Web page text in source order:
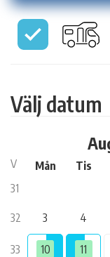
Välj datum
V Mån Tis
31
32 3 4
33 10 11